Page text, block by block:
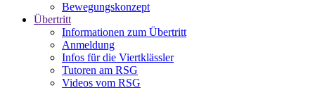
Bewegungskonzept
Übertritt
Informationen zum Übertritt
Anmeldung
Infos für die Viertklässler
Tutoren am RSG
Videos vom RSG